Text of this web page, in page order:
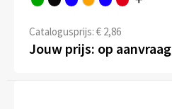
Catalogusprijs: € 2,86
Jouw prijs: op aanvraag